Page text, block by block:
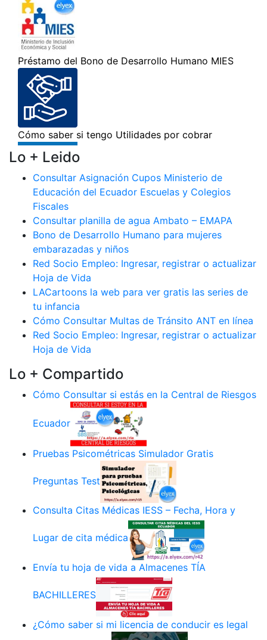
Lo + Leido
Consultar Asignación Cupos Ministerio de
Educación del Ecuador Escuelas y Colegios
Fiscales
Consultar planilla de agua Ambato – EMAPA
Bono de Desarrollo Humano para mujeres
embarazadas y niños
Red Socio Empleo: Ingresar, registrar o actualizar
Hoja de Vida
LACartoons la web para ver gratis las series de
tu infancia
Cómo Consultar Multas de Tránsito ANT en línea
Red Socio Empleo: Ingresar, registrar o actualizar
Hoja de Vida
Lo + Compartido
Cómo Consultar si estás en la Central de Riesgos
Ecuador
Pruebas Psicométricas Simulador Gratis
Preguntas Test
Consulta Citas Médicas IESS – Fecha, Hora y
Lugar de cita médica
Envía tu hoja de vida a Almacenes TÍA
BACHILLERES
¿Cómo saber si mi licencia de conducir es legal